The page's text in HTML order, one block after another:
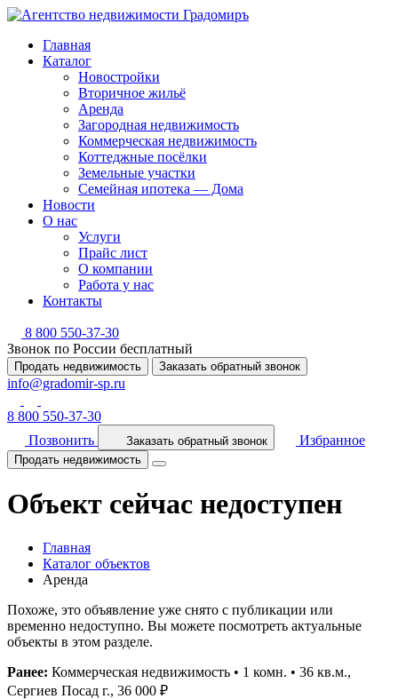
Главная
Каталог
Новостройки
Вторичное жильё
Аренда
Загородная недвижимость
Коммерческая недвижимость
Коттеджные посёлки
Земельные участки
Семейная ипотека — Дома
Новости
О нас
Услуги
Прайс лист
О компании
Работа у нас
Контакты
8 800 550-37-30
Звонок по России бесплатный
Продать недвижимость Заказать обратный звонок
info@gradomir-sp.ru
8 800 550-37-30
Позвонить
Заказать обратный звонок Избранное
Продать недвижимость
Объект сейчас недоступен
Главная
Каталог объектов
Аренда
Похоже, это объявление уже снято с публикации или
временно недоступно. Вы можете посмотреть актуальные
объекты в этом разделе.
Ранее: Коммерческая недвижимость • 1 комн. • 36 кв.м.,
Сергиев Посад г., 36 000 ₽